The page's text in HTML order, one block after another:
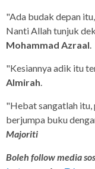
"Ada budak depan
Nanti Allah tunjuk
Mohammad Azraal.
"Kesiannya adik itu
Almirah.
"Hebat sangatlah itu,
berjumpa buku
Majoriti
Boleh follow media